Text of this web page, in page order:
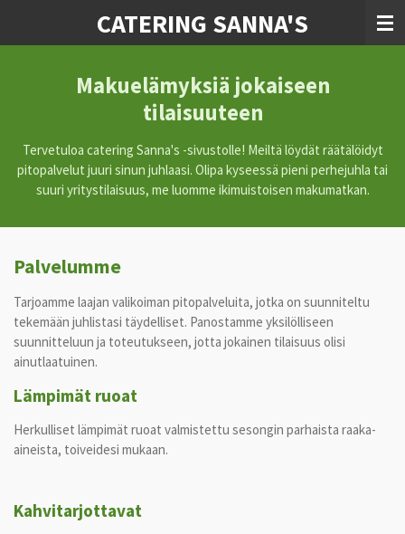
CATERING SANNA'S
Makuelämyksiä jokaiseen
tilaisuuteen
Tervetuloa catering Sanna's -sivustolle! Meiltä löydät räätälöidyt
pitopalvelut juuri sinun juhlaasi. Olipa kyseessä pieni perhejuhla tai
suuri yritystilaisuus, me luomme ikimuistoisen makumatkan.
Palvelumme
Tarjoamme laajan valikoiman pitopalveluita, jotka on suunniteltu
tekemään juhlistasi täydelliset. Panostamme yksilölliseen
suunnitteluun ja toteutukseen, jotta jokainen tilaisuus olisi
ainutlaatuinen.
Lämpimät ruoat
Herkulliset lämpimät ruoat valmistettu sesongin parhaista raaka-
aineista, toiveidesi mukaan.
Kahvitarjottavat